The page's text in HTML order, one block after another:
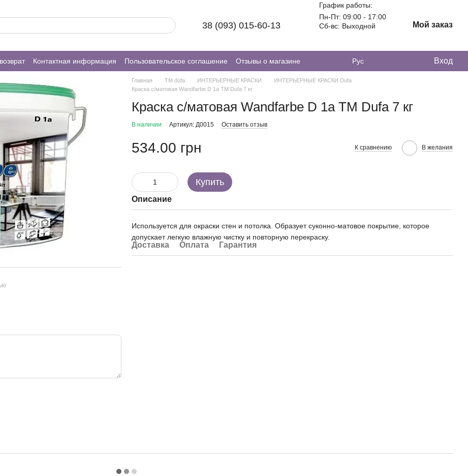
38 (093) 015-60-13
График работы:
Пн-Пт: 09:00 - 17:00
Сб-вс: Выходной
Мой заказ
Контактная информация Пользовательское соглашение Отзывы о магазине Рус Вход
Главная ТМ düfa ИНТЕРЬЕРНЫЕ КРАСКИ
ИНТЕРЬЕРНЫЕ КРАСКИ Dufa
Краска с/матовая Wandfarbe D 1а ТМ Dufa 7 кг
Краска с/матовая Wandfarbe D 1а ТМ Dufa 7 кг
В наличии Артикул: Д0015 Оставить отзыв
534.00 грн К сравнению В желания
Купить
Описание
Используется для окраски стен и потолка. Образует суконно-матовое покрытие, которое
допускает легкую влажную чистку и повторную перекраску.
Доставка Оплата Гарантия